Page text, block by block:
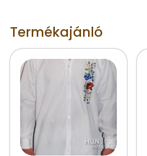
Termékajánló